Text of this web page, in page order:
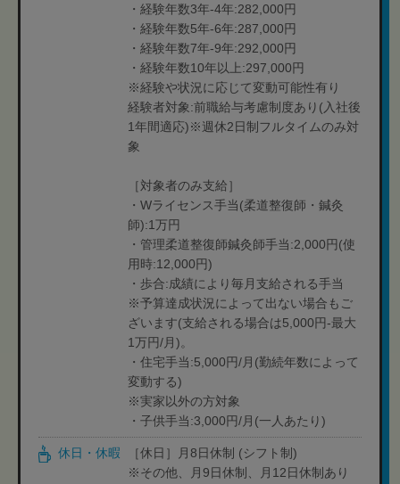
・経験年数3年-4年:282,000円
・経験年数5年-6年:287,000円
・経験年数7年-9年:292,000円
・経験年数10年以上:297,000円
※経験や状況に応じて変動可能性有り
経験者対象:前職給与考慮制度あり(入社後
1年間適応)※週休2日制フルタイムのみ対
象
［対象者のみ支給］
・Wライセンス手当(柔道整復師・鍼灸
師):1万円
・管理柔道整復師鍼灸師手当:2,000円(使
用時:12,000円)
・歩合:成績により毎月支給される手当
※予算達成状況によって出ない場合もご
ざいます(支給される場合は5,000円-最大
1万円/月)。
・住宅手当:5,000円/月(勤続年数によって
変動する)
※実家以外の方対象
・子供手当:3,000円/月(一人あたり)
休日・休暇
［休日］月8日休制 (シフト制)
※その他、月9日休制、月12日休制あり